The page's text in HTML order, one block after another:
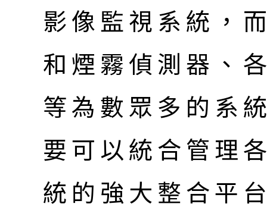
影像監視系統，
和煙霧偵測器、
等為數眾多的系
要可以統合管理
統的強大整合平